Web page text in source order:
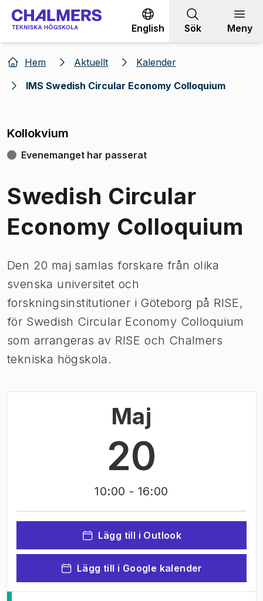
Gå till innehållet
English Sök Meny
Hem Aktuellt
Kalender
IMS Swedish Circular Economy Colloquium
Kollokvium
Evenemanget har passerat
Swedish Circular
Economy Colloquium
Den 20 maj samlas forskare från olika
svenska universitet och
forskningsinstitutioner i Göteborg på RISE,
för Swedish Circular Economy Colloquium
som arrangeras av RISE och Chalmers
tekniska högskola.
Maj
20
10:00 - 16:00
Lägg till i Outlook
Lägg till i Google kalender